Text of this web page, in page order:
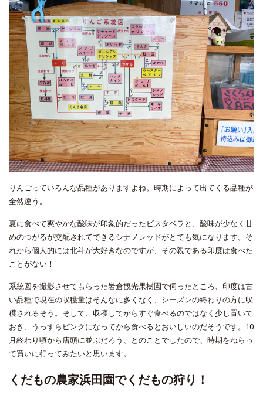
りんごっていろんな品種がありますよね。時期によって出てくる品種が
全然違う。
夏に食べて爽やかな酸味が印象的だったビスタベラと、酸味が少なく甘
めのつがるが交配されてできるシナノレッドがとても気になります。そ
れから個人的には北斗が大好きなのですが、その親である印度は食べた
ことがない！
系統図を撮影させてもらった岩倉観光果樹園で伺ったところ、印度は古
い品種で現在の収穫量はそんなに多くなく、シーズンの終わりの方に収
穫されるそう。そして、収穫してからすぐ食べるのではなく少し置いて
おき、うっすらピンクになってから食べるとおいしいのだそうです。10
月終わり頃から店頭に並ぶだろう、とのことでしたので、時期をねらっ
て買いに行ってみたいと思います。
くだもの農家浜田園でくだもの狩り！